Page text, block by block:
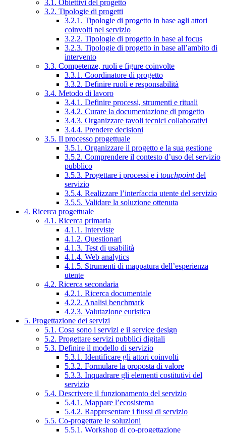
3.1. Obiettivi del progetto
3.2. Tipologie di progetti
3.2.1. Tipologie di progetto in base agli attori
coinvolti nel servizio
3.2.2. Tipologie di progetto in base al focus
3.2.3. Tipologie di progetto in base all’ambito di
intervento
3.3. Competenze, ruoli e figure coinvolte
3.3.1. Coordinatore di progetto
3.3.2. Definire ruoli e responsabilità
3.4. Metodo di lavoro
3.4.1. Definire processi, strumenti e rituali
3.4.2. Curare la documentazione di progetto
3.4.3. Organizzare tavoli tecnici collaborativi
3.4.4. Prendere decisioni
3.5. Il processo progettuale
3.5.1. Organizzare il progetto e la sua gestione
3.5.2. Comprendere il contesto d’uso del servizio
pubblico
3.5.3. Progettare i processi e i touchpointdel
servizio
3.5.4. Realizzare l’interfaccia utente del servizio
3.5.5. Validare la soluzione ottenuta
4. Ricerca progettuale
4.1. Ricerca primaria
4.1.1. Interviste
4.1.2. Questionari
4.1.3. Test di usabilità
4.1.4. Web analytics
4.1.5. Strumenti di mappatura dell’esperienza
utente
4.2. Ricerca secondaria
4.2.1. Ricerca documentale
4.2.2. Analisi benchmark
4.2.3. Valutazione euristica
5. Progettazione dei servizi
5.1. Cosa sono i servizi e il service design
5.2. Progettare servizi pubblici digitali
5.3. Definire il modello di servizio
5.3.1. Identificare gli attori coinvolti
5.3.2. Formulare la proposta di valore
5.3.3. Inquadrare gli elementi costitutivi del
servizio
5.4. Descrivere il funzionamento del servizio
5.4.1. Mappare l’ecosistema
5.4.2. Rappresentare i flussi di servizio
5.5. Co-progettare le soluzioni
5.5.1. Workshop di co-progettazione